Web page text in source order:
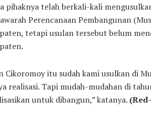
pihaknya telah berkali-kali
Perencanaan Pembangunan
tetapi usulan tersebut belum
Cikoromoy itu sudah kami usulkan di
realisasi. Tapi mudah-mudahan di
untuk dibangun,” katanya.